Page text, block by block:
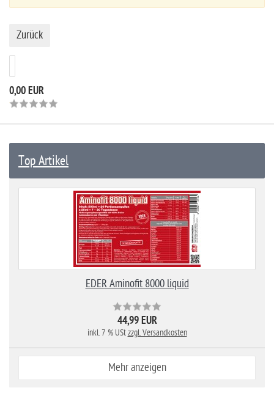
Zurück
0,00 EUR
Top Artikel
EDER Aminofit 8000 liquid
44,99 EUR
inkl. 7 % UStzzgl. Versandkosten
Mehr anzeigen